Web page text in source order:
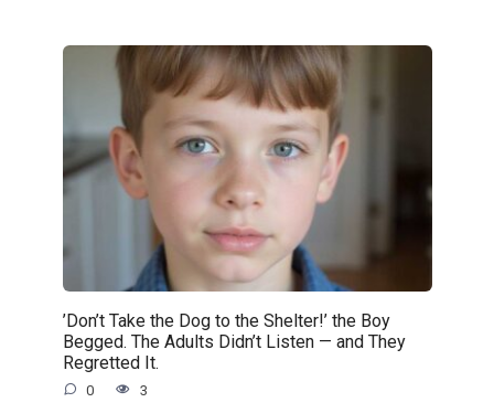
’Don’t Take the Dog to the Shelter!’ the Boy
Begged. The Adults Didn’t Listen — and They
Regretted It.
0 3